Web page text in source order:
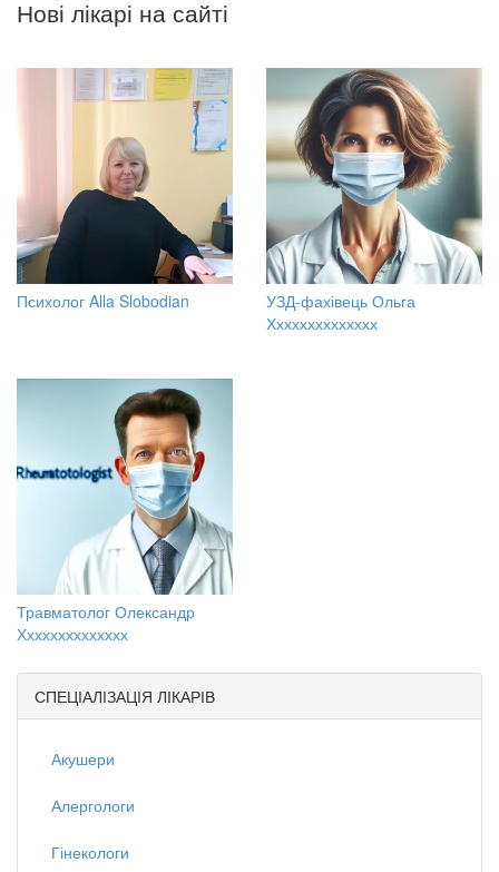
Нові лікарі на сайті
Психолог Alla Slobodian
УЗД-фахівець Ольга
Хххххххххххххх
Травматолог Олександр
Хххххххххххххх
СПЕЦІАЛІЗАЦІЯ ЛІКАРІВ
Акушери
Алергологи
Гінекологи